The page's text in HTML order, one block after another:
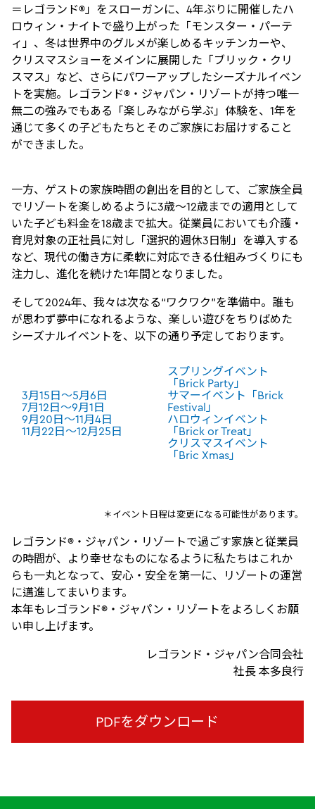
＝レゴランド®」をスローガンに、4年ぶりに開催したハ
ロウィン・ナイトで盛り上がった「モンスター・パーテ
ィ」、冬は世界中のグルメが楽しめるキッチンカーや、
クリスマスショーをメインに展開した「ブリック・クリ
スマス」など、さらにパワーアップしたシーズナルイベン
トを実施。レゴランド®・ジャパン・リゾートが持つ唯一
無二の強みでもある「楽しみながら学ぶ」体験を、1年を
通じて多くの子どもたちとそのご家族にお届けすること
ができました。
一方、ゲストの家族時間の創出を目的として、ご家族全員
でリゾートを楽しめるように3歳～12歳までの適用として
いた子ども料金を18歳まで拡大。従業員においても介護・
育児対象の正社員に対し「選択的週休3日制」を導入する
など、現代の働き方に柔軟に対応できる仕組みづくりにも
注力し、進化を続けた1年間となりました。
そして2024年、我々は次なる“ワクワク”を準備中。誰も
が思わず夢中になれるような、楽しい遊びをちりばめた
シーズナルイベントを、以下の通り予定しております。
3月15日～5月6日
7月12日～9月1日
9月20日～11月4日
11月22日～12月25日
スプリングイベント
「Brick Party」
サマーイベント「Brick
Festival」
ハロウィンイベント
「Brick or Treat」
クリスマスイベント
「Bric Xmas」
＊イベント日程は変更になる可能性があります。
レゴランド®・ジャパン・リゾートで過ごす家族と従業員
の時間が、より幸せなものになるように私たちはこれか
らも一丸となって、安心・安全を第一に、リゾートの運営
に邁進してまいります。
本年もレゴランド®・ジャパン・リゾートをよろしくお願
い申し上げます。
レゴランド・ジャパン合同会社
社長 本多良行
PDFをダウンロード